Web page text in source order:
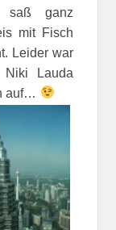
saß ganz
mit Fisch
Leider war
Niki Lauda
auf…